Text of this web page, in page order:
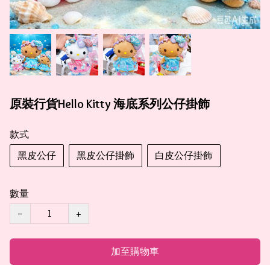
原裝行貨Hello Kitty 海底系列公仔掛飾
款式
黑皮公仔
黑皮公仔掛飾 白皮公仔掛飾
數量
−
+
加至購物車